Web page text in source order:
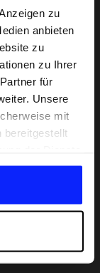
zu
anbieten
zu
zu Ihrer
für
Unsere
mit
bereitgestellt
auf